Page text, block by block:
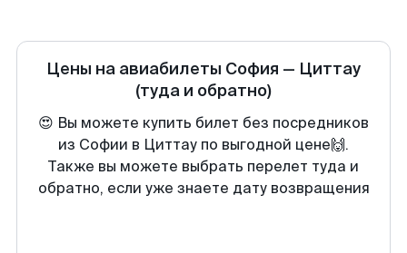
Цены на авиабилеты София — Циттау
(туда и обратно)
😍 Вы можете купить билет без посредников
из Софии в Циттау по выгодной цене🙌.
Также вы можете выбрать перелет туда и
обратно, если уже знаете дату возвращения